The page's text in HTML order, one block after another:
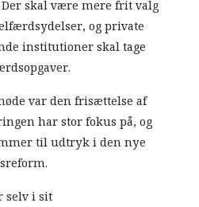
skal være mere frit valg
og private
institutioner skal tage
var den frisættelse af
har stor fokus på, og
til udtryk i den nye
selv i sit